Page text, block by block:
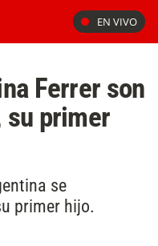
EN VIVO
Ferrer son
su primer
se
primer hijo.